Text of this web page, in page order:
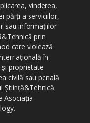
vinderea,
părți a serviciilor,
sau informațiilor
prin
care violează
în
proprietate
civilă sau penală
Știință&Tehnică
Asociația